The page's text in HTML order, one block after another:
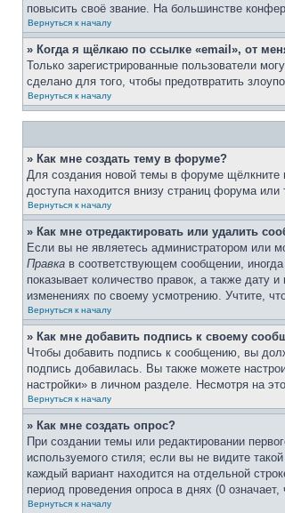
повысить своё звание. На большинстве
Вернуться к началу
» Когда я щёлкаю по ссылке «email», от
Только зарегистрированные пользователи
сделано для того, чтобы предотвратить
Вернуться к началу
» Как мне создать тему в форуме?
Для создания новой темы в форуме щёлкните
доступа находится внизу страниц форума
Вернуться к началу
» Как мне отредактировать или удалить
Если вы не являетесь администратором или
Правка в соответствующем сообщении,
показывает количество правок, а также дату
изменениях по своему усмотрению. Учтите,
Вернуться к началу
» Как мне добавить подпись к своему
Чтобы добавить подпись к сообщению, вы
подпись добавилась. Вы также можете
настройки» в личном разделе. Несмотря на
Вернуться к началу
» Как мне создать опрос?
При создании темы или редактировании
используемого стиля; если вы не видите
каждый вариант находится на отдельной
период проведения опроса в днях (0
Вернуться к началу